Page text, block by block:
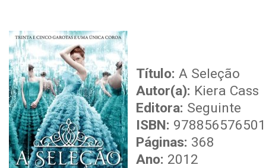
Título: A Seleção
Autor(a): Kiera Cass
Editora: Seguinte
ISBN:
Páginas: 368
Ano: 2012